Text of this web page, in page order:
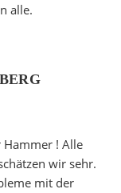
alle.
Hammer ! Alle
wir sehr.
mit der